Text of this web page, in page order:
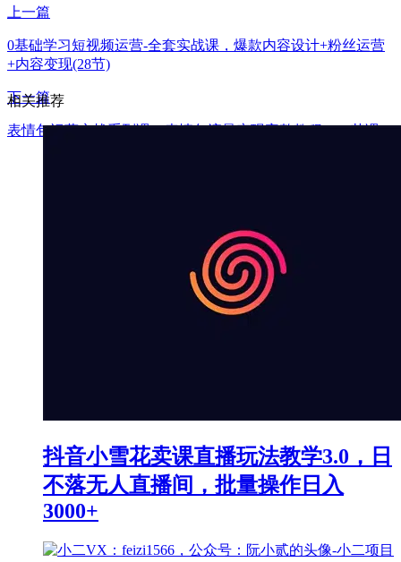
上一篇
0基础学习短视频运营-全套实战课，爆款内容设计+粉丝运营
+内容变现(28节)
下一篇
表情包运营实战系列课，表情包流量变现完整教程（19节课）
相关推荐
抖音小雪花卖课直播玩法教学3.0，日
不落无人直播间，批量操作日入
3000+